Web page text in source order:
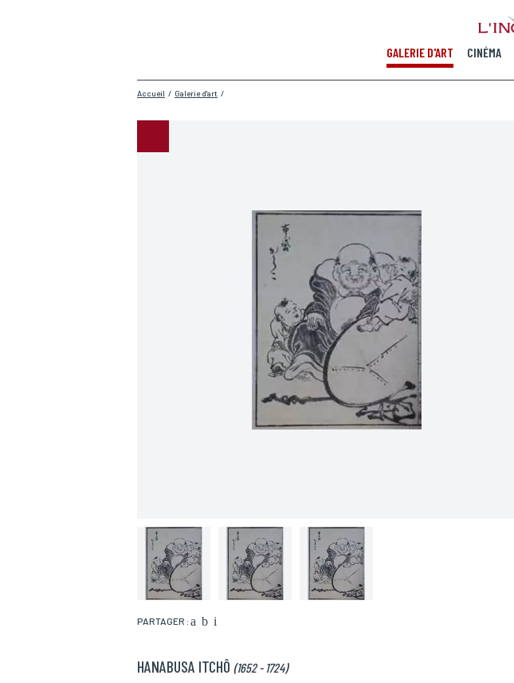
GALERIE D'ART CINÉMA
Accueil / Galerie d'art /
PARTAGER :
Nom*
HANABUSA ITCHÔ (1652 - 1724)